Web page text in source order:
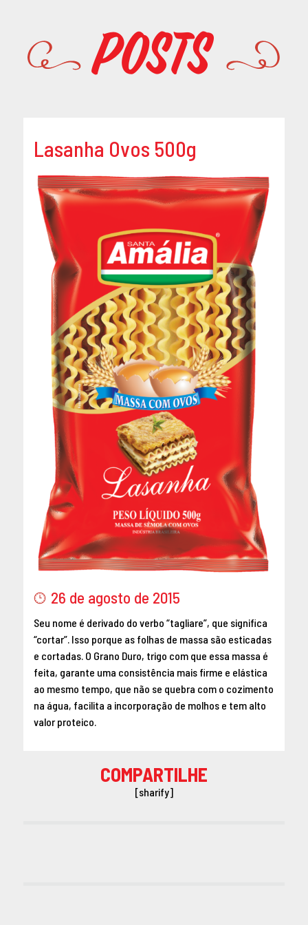
Posts
Lasanha Ovos 500g
26 de agosto de 2015
Seu nome é derivado do verbo “tagliare”, que significa
“cortar”. Isso porque as folhas de massa são esticadas
e cortadas. O Grano Duro, trigo com que essa massa é
feita, garante uma consistência mais firme e elástica
ao mesmo tempo, que não se quebra com o cozimento
na água, facilita a incorporação de molhos e tem alto
valor proteico.
COMPARTILHE
[sharify]